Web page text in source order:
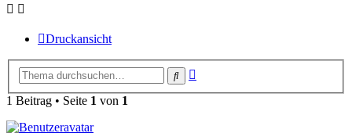
Druckansicht
Suche
1 Beitrag • Seite 1 von 1